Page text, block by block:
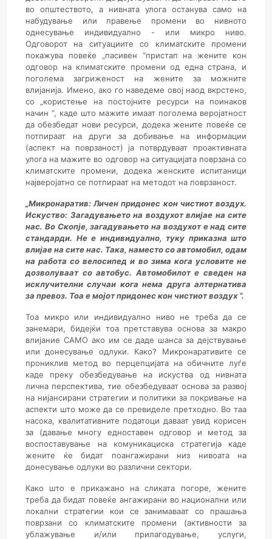
во општеството, а нивната улога останува само на
набудување или правење промени во нивното
однесување индивидуално - или микро ниво.
Одговорот на ситуациите со климатските промени
покажува повеќе „пасивен “пристап на жените кон
одговор на климатските промени од една страна, и
поголема загриженост на жените за можните
влијанија. Имено, ако го наведеме овој наод вкрстено,
со „користење на постојните ресурси на поинаков
начин “, каде што мажите имаат поголема веројатност
да обезбедат нови ресурси, додека жените повеќе се
потпираат на други за добивање на информации
(аспект на поврзаност) ја потврдуваат проактивната
улога на мажите во одговор на ситуацијата поврзана со
климатските промени, додека женските испитаници
најверојатно се потпираат на методот на поврзаност.
„Микронаратив:Личен придонес кон чистиот воздух.
Искуство: Загадувањето на воздухот влијае на сите
нас. Во Скопје, загадувањето на воздухот е над сите
стандарди. Не е индивидуално, туку приказна што
влијае на сите нас. Така, наместо со автомобил, одам
на работа со велосипед и во зима кога условите не
дозволуваат со автобус. Автомобилот е сведен на
исклучителни случаи кога нема друга алтернатива
за превоз. Тоа е мојот придонес кон чистиот воздух “.
Тоа микро или индивидуално ниво не треба да се
занемари, бидејќи тоа претставува основа за макро
влијание САМО ако им се даде шанса за дејствување
или донесување одлуки. Како? Микронаративите се
прониклив метод во перцепцијата на обичните луѓе
каде преку обезбедување на искуства од нивната
лична перспектива, тие обезбедуваат основа за развој
на нијансирани стратегии и политики за покривање на
аспекти што може да се превиделе претходно. Во таа
насока, квалитативните податоци даваат увид корисен
за (давање многу едноставен одговор и метод за
воспоставување на комуникациска стратегија каде
жените ќе бидат поангажирани низ нивоата на
донесување одлуки во различни сектори.
Како што е прикажано на сликата погоре, жените
треба да бидат повеќе ангажирани во национални или
локални стратегии кои се занимаваат со прашања
поврзани со климатските промени (активности за
ублажување и/или прилагодување, услуги,